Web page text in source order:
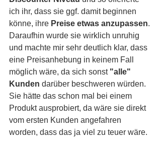
ich ihr, dass sie ggf. damit beginnen
könne, ihre Preise etwas anzupassen.
Daraufhin wurde sie wirklich unruhig
und machte mir sehr deutlich klar, dass
eine Preisanhebung in keinem Fall
möglich wäre, da sich sonst "alle"
Kunden darüber beschweren würden.
Sie hätte das schon mal bei einem
Produkt ausprobiert, da wäre sie direkt
vom ersten Kunden angefahren
worden, dass das ja viel zu teuer wäre.